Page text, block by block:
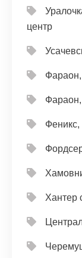
центр
Феникс,
Хантер